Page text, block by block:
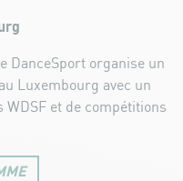
DanceSport organise un
Luxembourg avec un
et de compétitions